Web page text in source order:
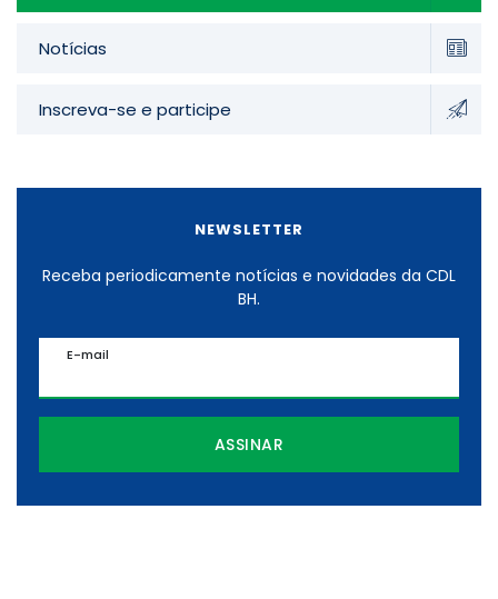
Notícias
Inscreva-se e participe
NEWSLETTER
Receba periodicamente notícias e novidades da CDL
BH.
E-mail
ASSINAR